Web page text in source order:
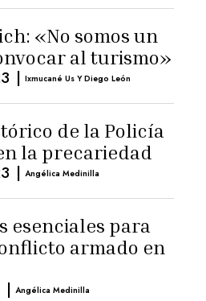
«No somos un
al turismo»
| Ixmucané Us Y Diego León
de la Policía
la precariedad
| Angélica Medinilla
esenciales para
armado en
| Angélica Medinilla